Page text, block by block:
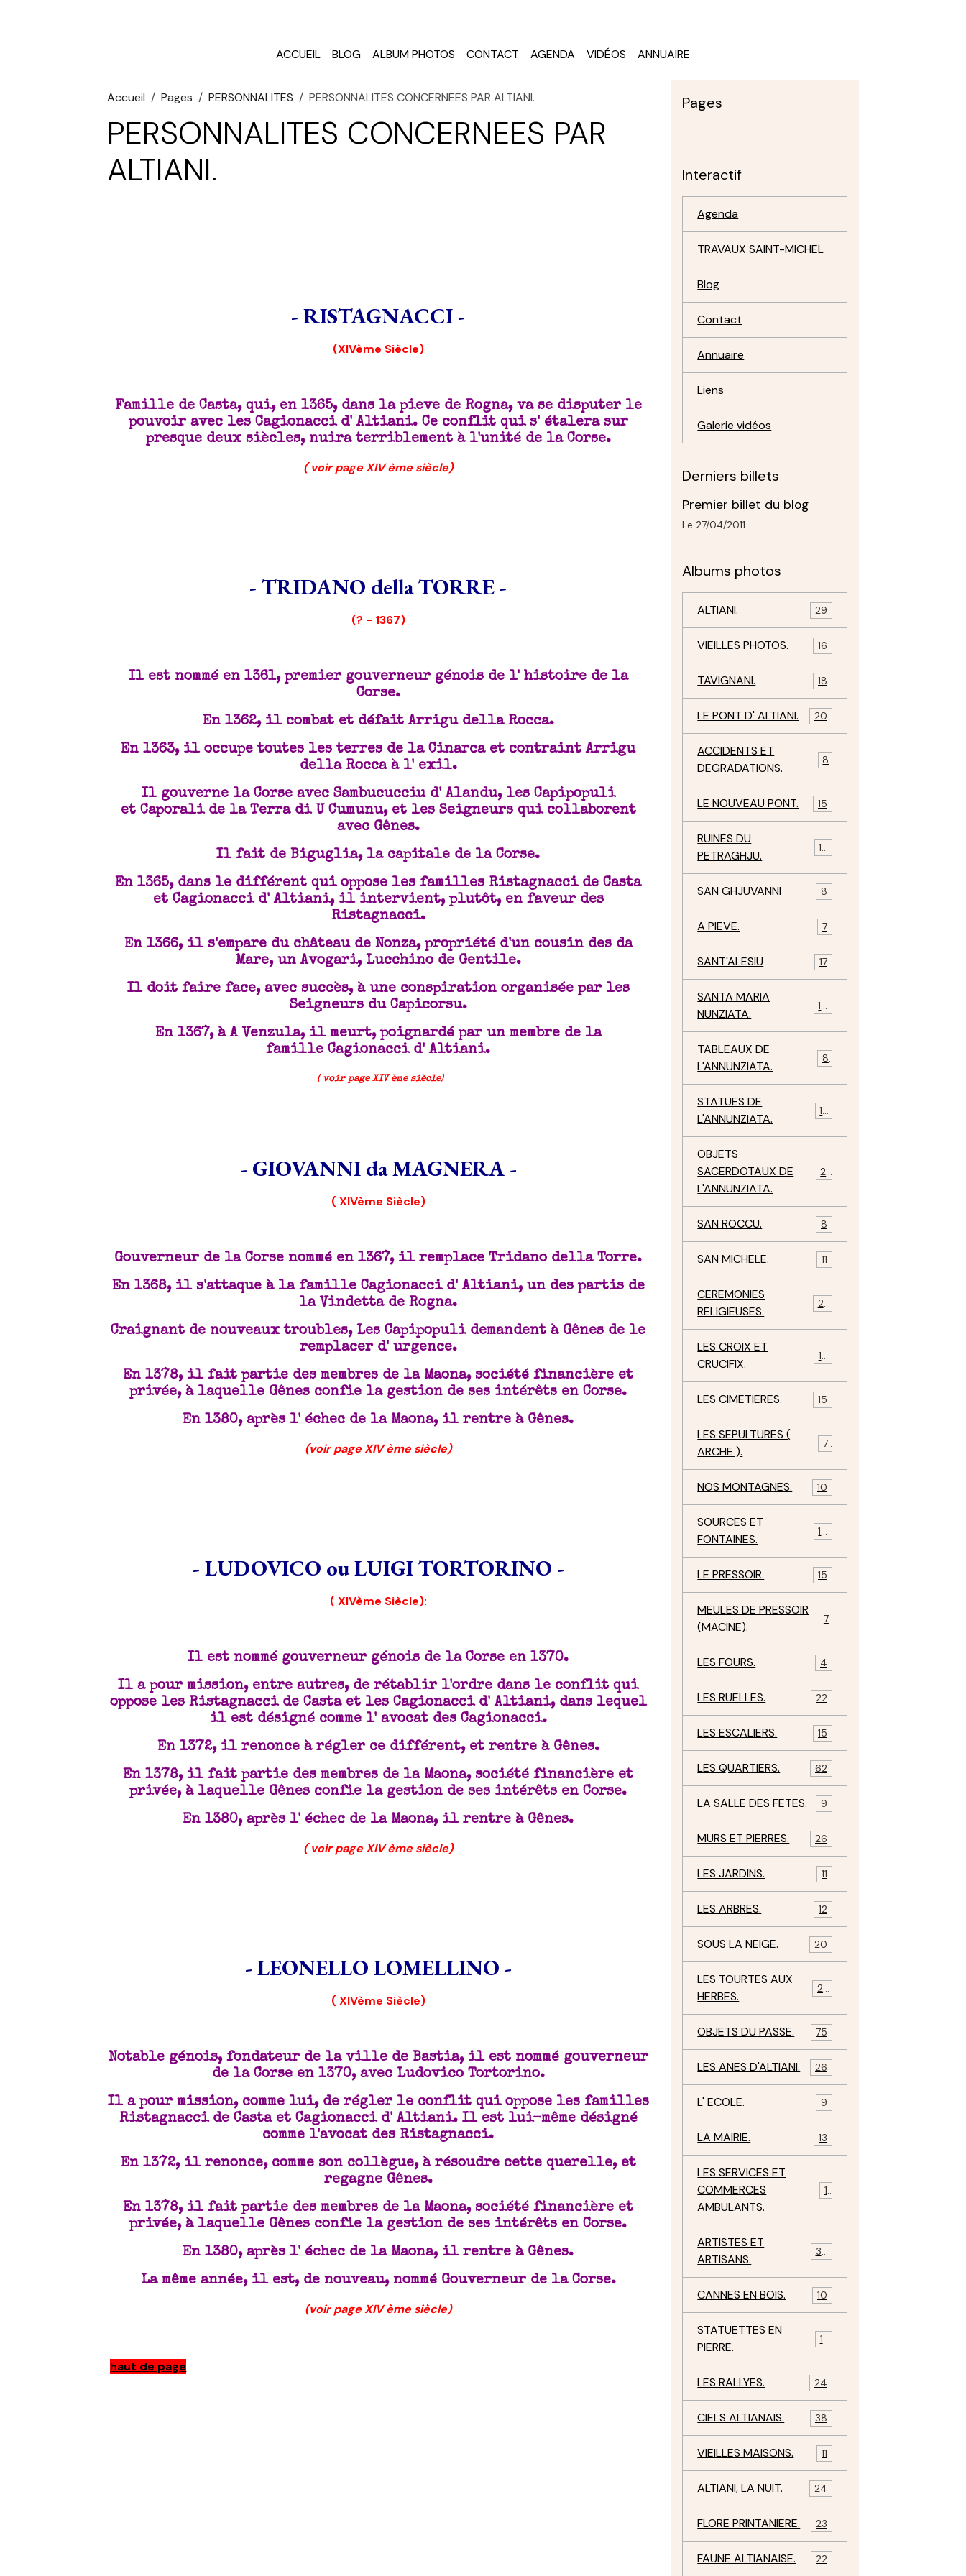
ACCUEIL BLOG ALBUM PHOTOS CONTACT AGENDA VIDÉOS ANNUAIRE
Accueil Pages PERSONNALITES PERSONNALITES CONCERNEES PAR ALTIANI.
PERSONNALITES CONCERNEES PAR
ALTIANI.
- RISTAGNACCI -
(XIVème Siècle)
Famille de Casta, qui, en 1365, dans la pieve de Rogna, va se disputer le
pouvoir avec les Cagionacci d' Altiani. Ce conflit qui s' étalera sur
presque deux siècles, nuira terriblement à l'unité de la Corse.
( voir page XIV ème siècle)
- TRIDANO della TORRE -
(? - 1367)
Il est nommé en 1361, premier gouverneur génois de l' histoire de la
Corse.
En 1362, il combat et défait Arrigu della Rocca.
En 1363, il occupe toutes les terres de la Cinarca et contraint Arrigu
della Rocca à l' exil.
Il gouverne la Corse avec Sambucucciu d' Alandu, les Capipopuli
et Caporali de la Terra di U Cumunu, et les Seigneurs qui collaborent
avec Gênes.
Il fait de Biguglia, la capitale de la Corse.
En 1365, dans le différent qui oppose les familles Ristagnacci de Casta
et Cagionacci d' Altiani, il intervient, plutôt, en faveur des
Ristagnacci.
En 1366, il s'empare du château de Nonza, propriété d'un cousin des da
Mare, un Avogari, Lucchino de Gentile.
Il doit faire face, avec succès, à une conspiration organisée par les
Seigneurs du Capicorsu.
En 1367, à A Venzula, il meurt, poignardé par un membre de la
famille Cagionacci d' Altiani.
( voir page XIV ème siècle)
- GIOVANNI da MAGNERA -
( XIVème Siècle)
Gouverneur de la Corse nommé en 1367, il remplace Tridano della Torre.
En 1368, il s'attaque à la famille Cagionacci d' Altiani, un des partis de
la Vindetta de Rogna.
Craignant de nouveaux troubles, Les Capipopuli demandent à Gênes de le
remplacer d' urgence.
En 1378, il fait partie des membres de la Maona, société financière et
privée, à laquelle Gênes confie la gestion de ses intérêts en Corse.
En 1380, après l' échec de la Maona, il rentre à Gênes.
(voir page XIV ème siècle)
- LUDOVICO ou LUIGI TORTORINO -
( XIVème Siècle):
Il est nommé gouverneur génois de la Corse en 1370.
Il a pour mission, entre autres, de rétablir l'ordre dans le conflit qui
oppose les Ristagnacci de Casta et les Cagionacci d' Altiani, dans lequel
il est désigné comme l' avocat des Cagionacci.
En 1372, il renonce à régler ce différent, et rentre à Gênes.
En 1378, il fait partie des membres de la Maona, société financière et
privée, à laquelle Gênes confie la gestion de ses intérêts en Corse.
En 1380, après l' échec de la Maona, il rentre à Gênes.
( voir page XIV ème siècle)
- LEONELLO LOMELLINO -
( XIVème Siècle)
Notable génois, fondateur de la ville de Bastia, il est nommé gouverneur
de la Corse en 1370, avec Ludovico Tortorino.
Il a pour mission, comme lui, de régler le conflit qui oppose les familles
Ristagnacci de Casta et Cagionacci d' Altiani. Il est lui-même désigné
comme l'avocat des Ristagnacci.
En 1372, il renonce, comme son collègue, à résoudre cette querelle, et
regagne Gênes.
En 1378, il fait partie des membres de la Maona, société financière et
privée, à laquelle Gênes confie la gestion de ses intérêts en Corse.
En 1380, après l' échec de la Maona, il rentre à Gênes.
La même année, il est, de nouveau, nommé Gouverneur de la Corse.
(voir page XIV ème siècle)
haut de page
Pages
Interactif
Agenda
TRAVAUX SAINT-MICHEL
Blog
Contact
Annuaire
Liens
Galerie vidéos
Derniers billets
Premier billet du blog
Le 27/04/2011
Albums photos
ALTIANI. 29
VIEILLES PHOTOS. 16
TAVIGNANI. 18
LE PONT D' ALTIANI. 20
ACCIDENTS ET
DEGRADATIONS.
8
LE NOUVEAU PONT. 15
RUINES DU
PETRAGHJU.
12
SAN GHJUVANNI 8
A PIEVE. 7
SANT'ALESIU 17
SANTA MARIA
NUNZIATA.
10
TABLEAUX DE
L'ANNUNZIATA.
8
STATUES DE
L'ANNUNZIATA.
15
OBJETS
SACERDOTAUX DE
L'ANNUNZIATA.
24
SAN ROCCU. 8
SAN MICHELE. 11
CEREMONIES
RELIGIEUSES.
23
LES CROIX ET
CRUCIFIX.
18
LES CIMETIERES. 15
LES SEPULTURES (
ARCHE ).
7
NOS MONTAGNES. 10
SOURCES ET
FONTAINES.
10
LE PRESSOIR. 15
MEULES DE PRESSOIR
(MACINE).
7
LES FOURS. 4
LES RUELLES. 22
LES ESCALIERS. 15
LES QUARTIERS. 62
LA SALLE DES FETES. 9
MURS ET PIERRES. 26
LES JARDINS. 11
LES ARBRES. 12
SOUS LA NEIGE. 20
LES TOURTES AUX
HERBES.
29
OBJETS DU PASSE. 75
LES ANES D'ALTIANI. 26
L' ECOLE. 9
LA MAIRIE. 13
LES SERVICES ET
COMMERCES
AMBULANTS.
11
ARTISTES ET
ARTISANS.
34
CANNES EN BOIS. 10
STATUETTES EN
PIERRE.
17
LES RALLYES. 24
CIELS ALTIANAIS. 38
VIEILLES MAISONS. 11
ALTIANI, LA NUIT. 24
FLORE PRINTANIERE. 23
FAUNE ALTIANAISE. 22